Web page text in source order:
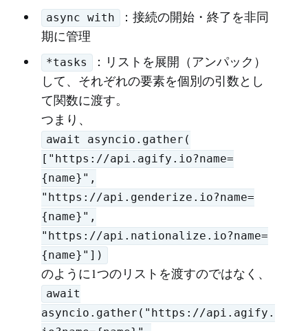
async with
：接続の開始・終了を非同
期に管理
*tasks
：リストを展開（アンパック）
して、それぞれの要素を個別の引数とし
て関数に渡す。
つまり、
await asyncio.gather(
["https://api.agify.io?name=
{name}",
"https://api.genderize.io?name=
{name}",
"https://api.nationalize.io?name=
{name}"])
のように1つのリストを渡すのではなく、
await
asyncio.gather("https://api.agify.